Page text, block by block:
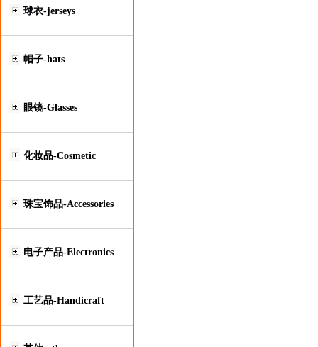
球衣-jerseys
帽子-hats
眼镜-Glasses
化妆品-Cosmetic
珠宝饰品-Accessories
电子产品-Electronics
工艺品-Handicraft